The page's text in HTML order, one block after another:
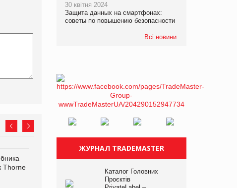
Thorne
Bosch заявила про повне
знищення своєї продукції
на складі після російської
Смачна новинка для
з’явилися паучі Varto Paw
30 квітня 2024
Защита данных на смартфонах:
советы по повышению безопасности
Всі новини
ЖУРНАЛ TRADEMASTER
Каталог Головних
Проєктів